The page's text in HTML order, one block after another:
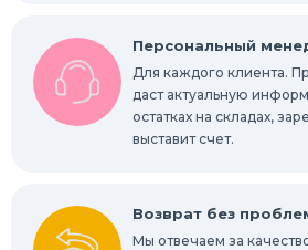
Персональный
Для каждого клиента.
даст актуальную
остатках на складах,
выставит счет.
Возврат без
Мы отвечаем за